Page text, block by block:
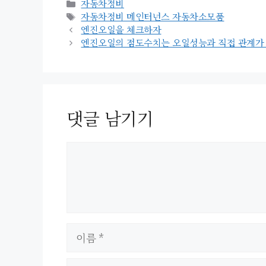
테
고
리
자동차정비
태
그
자동차정비 메인터넌스 자동차소모품
엔진오일을 체크하자
엔진오일의 점도수치는 오일성능과 직접 관계
댓글 남기기